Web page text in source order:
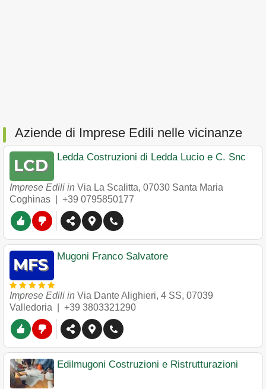
Aziende di Imprese Edili nelle vicinanze
Ledda Costruzioni di Ledda Lucio e C. Snc
Imprese Edili in Via La Scalitta, 07030 Santa Maria
Coghinas
+39 0795850177
Mugoni Franco Salvatore
Imprese Edili in Via Dante Alighieri, 4 SS, 07039
Valledoria
+39 3803321290
Edilmugoni Costruzioni e Ristrutturazioni